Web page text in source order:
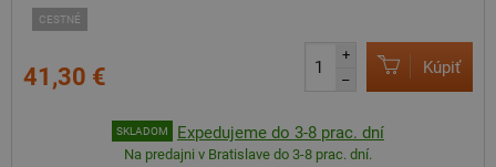
CESTNÉ
41,30 €
+
–
Kúpiť
SKLADOM Expedujeme do 3-8 prac. dní
Na predajni v Bratislave do 3-8 prac. dní.